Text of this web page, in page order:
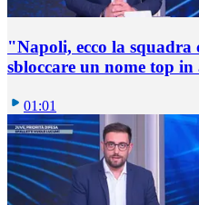
"Napoli, ecco la
sbloccare un nome top in
01:01